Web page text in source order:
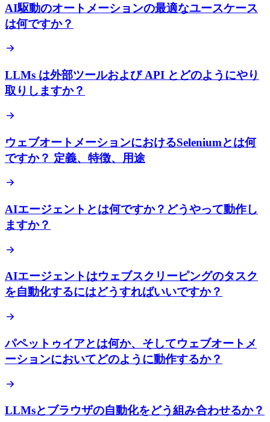
AI駆動のオートメーションの最適なユースケース
は何ですか？
LLMs は外部ツールおよび API とどのようにやり
取りしますか？
ウェブオートメーションにおけるSeleniumとは何
ですか？ 定義、特徴、用途
AIエージェントとは何ですか？どうやって動作し
ますか？
AIエージェントはウェブスクリーピングのタスク
を自動化するにはどうすればいいですか？
パペットゥイアとは何か、そしてウェブオートメ
ーションにおいてどのように動作するか？
LLMsとブラウザの自動化をどう組み合わせるか？